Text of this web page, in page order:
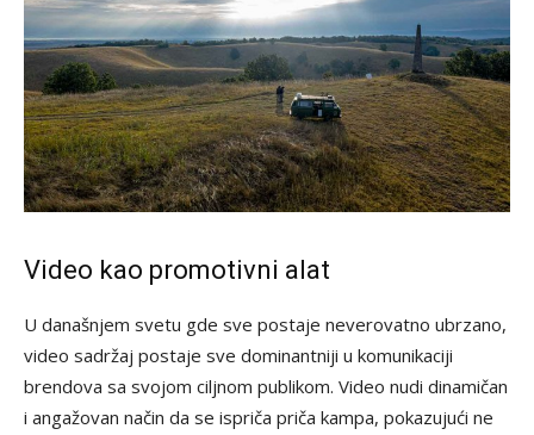
Video kao promotivni alat
U današnjem svetu gde sve postaje neverovatno ubrzano,
video sadržaj postaje sve dominantniji u komunikaciji
brendova sa svojom ciljnom publikom. Video nudi dinamičan
i angažovan način da se ispriča priča kampa, pokazujući ne